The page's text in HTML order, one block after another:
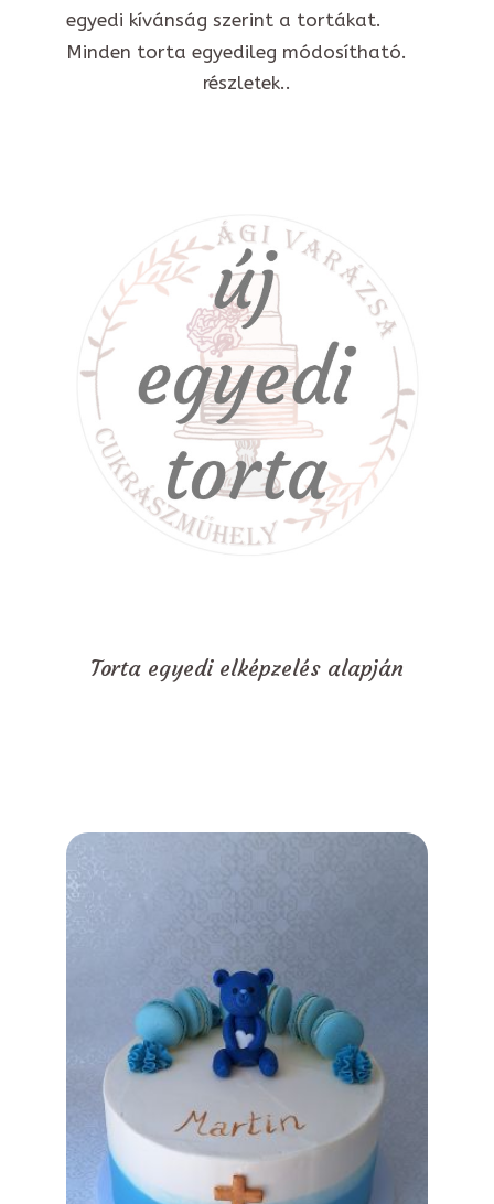
egyedi kívánság szerint a tortákat.
Minden torta egyedileg módosítható.
részletek..
Torta egyedi elképzelés alapján